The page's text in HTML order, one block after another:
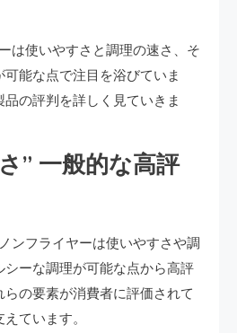
は使いやすさと調理の速さ、そ
可能な点で注目を浴びていま
の評判を詳しく見ていきま
” 一般的な高評
ンフライヤーは使いやすさや調
ーな調理が可能な点から高評
の要素が消費者に評価されて
ています。